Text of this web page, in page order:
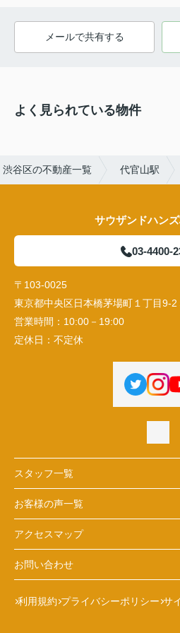
メールで共有する
よく見られている物件
渋谷区の不動産一覧 代官山駅
サウザンドハン
03-4400-
〒103-0025
東京都中央区日本橋茅場町１丁目9-
営業時間： 10:00－19:00
定休日： 不定休
スタッフ一覧
お客様の声一覧
アクセスマップ
お問い合わせ
利用規約 プライバシーポリシー サ